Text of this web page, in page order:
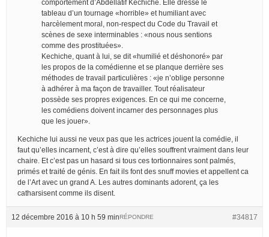
comportement d’Abdellatif Kechiche. Elle dresse le
tableau d’un tournage «horrible» et humiliant avec
harcèlement moral, non-respect du Code du Travail et
scènes de sexe interminables : «nous nous sentions
comme des prostituées».
Kechiche, quant à lui, se dit «humilié et déshonoré» par
les propos de la comédienne et se planque derrière ses
méthodes de travail particulières : «je n’oblige personne
à adhérer à ma façon de travailler. Tout réalisateur
possède ses propres exigences. En ce qui me concerne,
les comédiens doivent incarner des personnages plus
que les jouer».
Kechiche lui aussi ne veux pas que les actrices jouent la comédie, il
faut qu’elles incarnent, c’est à dire qu’elles souffrent vraiment dans leur
chaire. Et c’est pas un hasard si tous ces tortionnaires sont palmés,
primés et traité de génis. En fait ils font des snuff movies et appellent ca
de l’Art avec un grand A. Les autres dominants adorent, ça les
catharsisent comme ils disent.
12 décembre 2016 à 10 h 59 min #34817
RÉPONDRE